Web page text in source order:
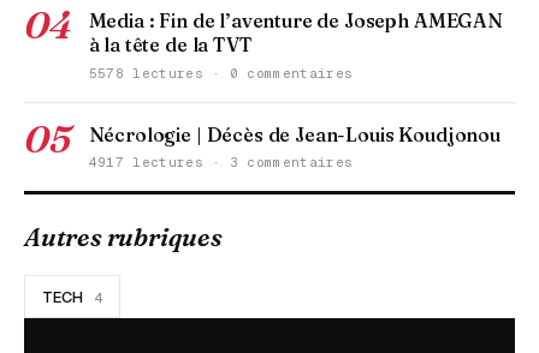
04
Media : Fin de l’aventure de Joseph AMEGAN
à la tête de la TVT
5578 lectures · 0 commentaires
05 Nécrologie | Décès de Jean-Louis Koudjonou
4917 lectures · 3 commentaires
Autres rubriques
TECH 4